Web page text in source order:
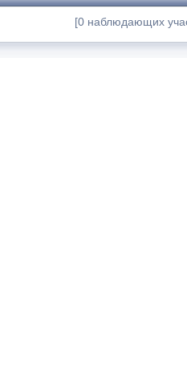
[0 наблюдающих